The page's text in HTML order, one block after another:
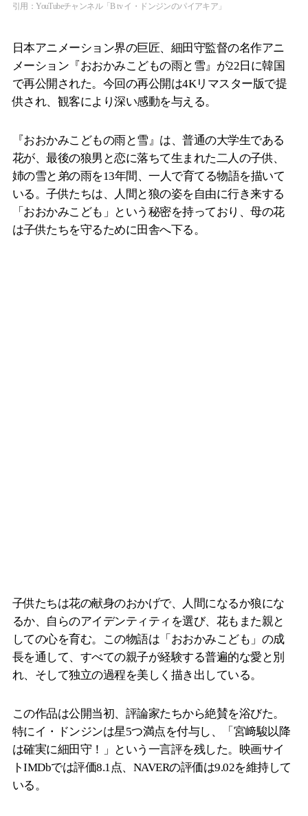
引用：YouTubeチャンネル「B tv イ・ドンジンのパイアキア」
日本アニメーション界の巨匠、細田守監督の名作アニ
メーション『おおかみこどもの雨と雪』が22日に韓国
で再公開された。今回の再公開は4Kリマスター版で提
供され、観客により深い感動を与える。
『おおかみこどもの雨と雪』は、普通の大学生である
花が、最後の狼男と恋に落ちて生まれた二人の子供、
姉の雪と弟の雨を13年間、一人で育てる物語を描いて
いる。子供たちは、人間と狼の姿を自由に行き来する
「おおかみこども」という秘密を持っており、母の花
は子供たちを守るために田舎へ下る。
子供たちは花の献身のおかげで、人間になるか狼にな
るか、自らのアイデンティティを選び、花もまた親と
しての心を育む。この物語は「おおかみこども」の成
長を通して、すべての親子が経験する普遍的な愛と別
れ、そして独立の過程を美しく描き出している。
この作品は公開当初、評論家たちから絶賛を浴びた。
特にイ・ドンジンは星5つ満点を付与し、「宮﨑駿以降
は確実に細田守！」という一言評を残した。映画サイ
トIMDbでは評価8.1点、NAVERの評価は9.02を維持して
いる。